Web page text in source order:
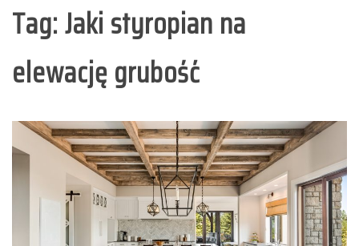
Tag:Jaki styropian na
elewację grubość